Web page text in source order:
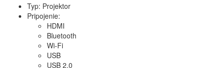
Typ: Projektor
Pripojenie:
HDMI
Bluetooth
Wi-Fi
USB
USB 2.0